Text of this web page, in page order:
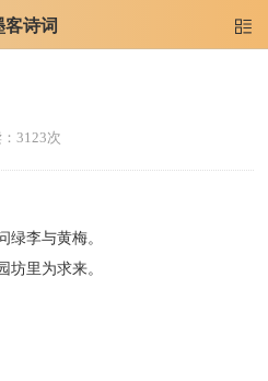
客诗词 
3123次
绿李与黄梅。
坊里为求来。